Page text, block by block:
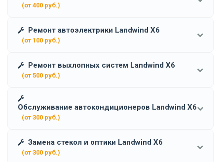
(от 400 руб.)
Ремонт автоэлектрики Landwind X6
(от 100 руб.)
Ремонт выхлопных систем Landwind X6
(от 500 руб.)
Обслуживание автокондиционеров Landwind X6
(от 300 руб.)
Замена стекол и оптики Landwind X6
(от 300 руб.)